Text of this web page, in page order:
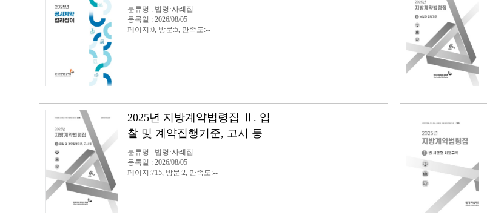
분류명 : 법령·사례집
등록일 : 2026/08/05
페이지:0, 방문:5, 만족도:--
2025년 지방계약법령집 Ⅱ. 입
찰 및 계약집행기준, 고시 등
분류명 : 법령·사례집
등록일 : 2026/08/05
페이지:715, 방문:2, 만족도:--